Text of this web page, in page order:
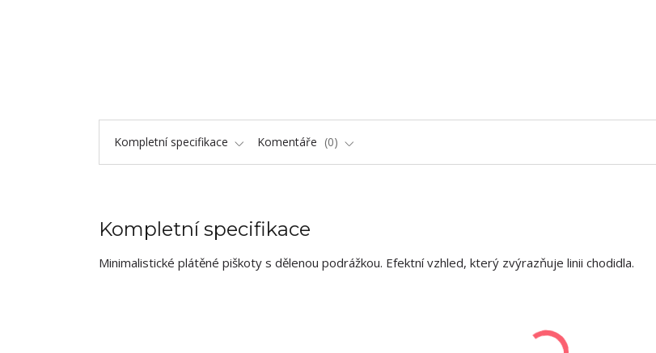
Kompletní specifikace Komentáře 0
Kompletní specifikace
Minimalistické plátěné piškoty s dělenou podrážkou. Efektní vzhled, který zvýrazňuje linii chodidla.